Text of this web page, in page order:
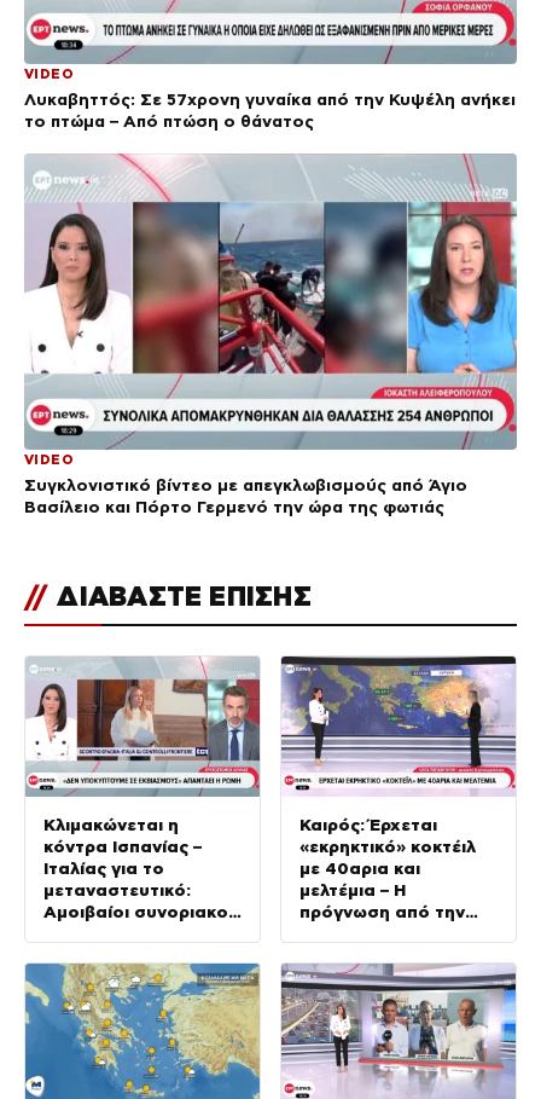
VIDEO
Λυκαβηττός: Σε 57χρονη γυναίκα από την Κυψέλη ανήκει
το πτώμα – Από πτώση ο θάνατος
VIDEO
Συγκλονιστικό βίντεο με απεγκλωβισμούς από Άγιο
Βασίλειο και Πόρτο Γερμενό την ώρα της φωτιάς
// ΔΙΑΒΑΣΤΕ ΕΠΙΣΗΣ
Κλιμακώνεται η
κόντρα Ισπανίας –
Ιταλίας για το
μεταναστευτικό:
Αμοιβαίοι συνοριακοί
Καιρός: Έρχεται
«εκρηκτικό» κοκτέιλ
με 40αρια και
μελτέμια – Η
πρόγνωση από την